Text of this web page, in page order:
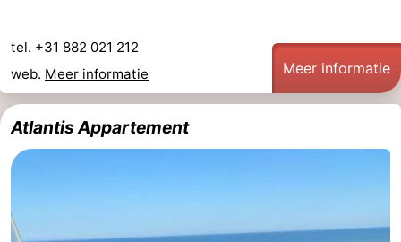
duinreservaat
Wijk
aan
Zee
-
Natuur
Zuid-
-
Amsterdam
-
Zandvoort
Zuid-
tel. +31 882 021 212
web. Meer informatie Meer informatie
Atlantis Appartement